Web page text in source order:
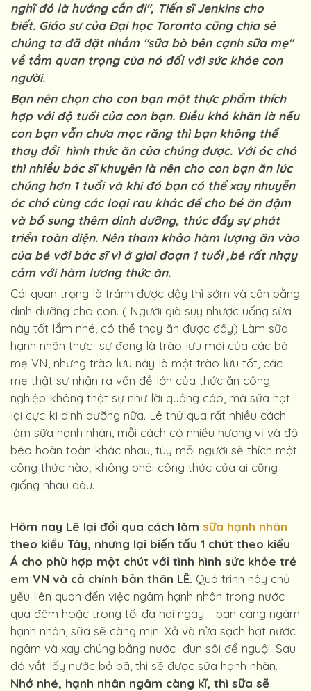
nghĩ đó là hướng cần đi", Tiến sĩ Jenkins cho
biết. Giáo sư của Đại học Toronto cũng chia sẻ
chúng ta đã đặt nhầm "sữa bò bên cạnh sữa mẹ"
về tầm quan trọng của nó đối với sức khỏe con
người.
Bạn nên chọn cho con bạn một thực phẩm thích
hợp với độ tuổi của con bạn. Điều khó khăn là nếu
con bạn vẫn chưa mọc răng thì bạn không thể
thay đổi hình thức ăn của chúng được. Với óc chó
thì nhiều bác sĩ khuyên là nên cho con bạn ăn lúc
chúng hơn 1 tuổi và khi đó bạn có thể xay nhuyễn
óc chó cùng các loại rau khác để cho bé ăn dậm
và bổ sung thêm dinh dưỡng, thúc đẩy sự phát
triển toàn diện. Nên tham khảo hàm lượng ăn vào
của bé với bác sĩ vì ở giai đoạn 1 tuổi ,bé rất nhạy
cảm với hàm lương thức ăn.
Cái quan trọng là tránh được dậy thì sớm và cân bằng
dinh dưỡng cho con. ( Người già suy nhược uống sữa
này tốt lắm nhé, có thể thay ăn được đấy) Làm sữa
hạnh nhân thực sự đang là trào lưu mới của các bà
mẹ VN, nhưng trào lưu này là một trào lưu tốt, các
mẹ thật sự nhận ra vấn đề lớn của thức ăn công
nghiệp không thật sự như lời quảng cáo, mà sữa hạt
lại cực kì dinh dưỡng nữa. Lê thử qua rất nhiều cách
làm sữa hạnh nhân, mỗi cách có nhiều hương vị và độ
béo hoàn toàn khác nhau, tùy mỗi người sẽ thích một
công thức nào, không phải công thức của ai cũng
giống nhau đâu.
Hôm nay Lê lại đổi qua cách làm sữa hạnh nhân
theo kiểu Tây, nhưng lại biến tấu 1 chút theo kiểu
Á cho phù hợp một chút với tình hình sức khỏe trẻ
em VN và cả chính bản thân LÊ. Quá trình này chủ
yếu liên quan đến việc ngâm hạnh nhân trong nước
qua đêm hoặc trong tối đa hai ngày - bạn càng ngâm
hạnh nhân, sữa sẽ càng mịn. Xả và rửa sạch hạt nước
ngâm và xay chúng bằng nước đun sôi để nguội. Sau
đó vắt lấy nước bỏ bã, thì sẽ được sữa hạnh nhân.
Nhớ nhé, hạnh nhân ngâm càng kĩ, thì sữa sẽ